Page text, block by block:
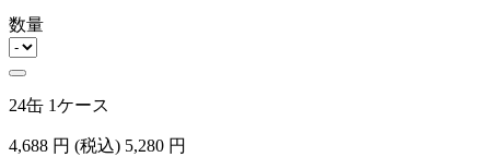
数量
24缶 1ケース
4,688 円 (税込) 5,280 円